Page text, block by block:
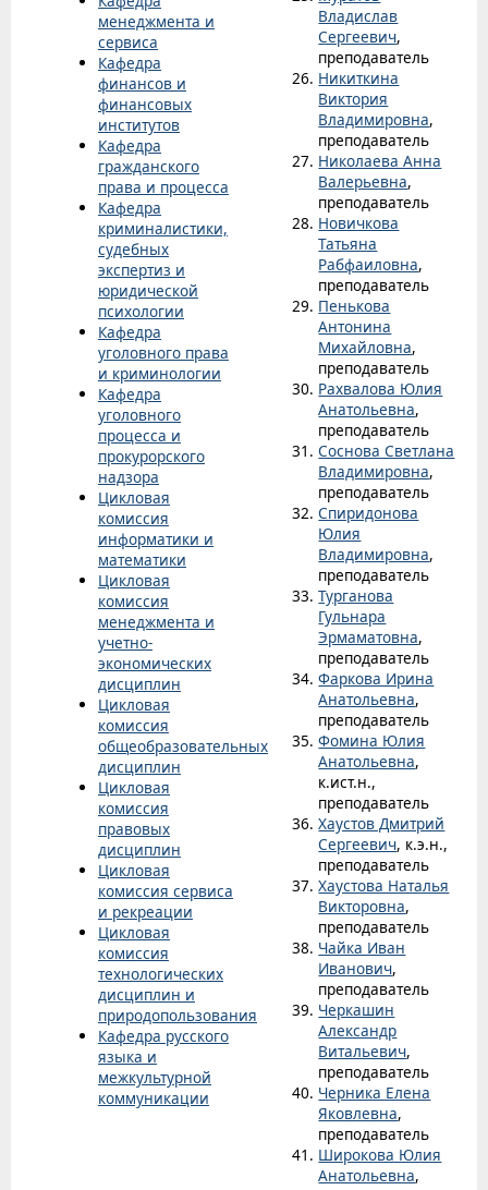
менеджмента и
сервиса
Кафедра
финансов и
финансовых
институтов
Кафедра
гражданского
права и процесса
Кафедра
криминалистики,
судебных
экспертиз и
юридической
психологии
Кафедра
уголовного права
и криминологии
Кафедра
уголовного
процесса и
прокурорского
надзора
Цикловая
комиссия
информатики и
математики
Цикловая
комиссия
менеджмента и
учетно-
экономических
дисциплин
Цикловая
комиссия
общеобразовательных
дисциплин
Цикловая
комиссия
правовых
дисциплин
Цикловая
комиссия сервиса
и рекреации
Цикловая
комиссия
технологических
дисциплин и
природопользования
Кафедра русского
языка и
межкультурной
коммуникации
Владислав
Сергеевич,
преподаватель
Никиткина
Виктория
Владимировна,
преподаватель
Николаева Анна
Валерьевна,
преподаватель
Новичкова
Татьяна
Рабфаиловна,
преподаватель
Пенькова
Антонина
Михайловна,
преподаватель
Рахвалова Юлия
Анатольевна,
преподаватель
Соснова Светлана
Владимировна,
преподаватель
Спиридонова
Юлия
Владимировна,
преподаватель
Турганова
Гульнара
Эрмаматовна,
преподаватель
Фаркова Ирина
Анатольевна,
преподаватель
Фомина Юлия
Анатольевна,
к.ист.н.,
преподаватель
Хаустов Дмитрий
Сергеевич, к.э.н.,
преподаватель
Хаустова Наталья
Викторовна,
преподаватель
Чайка Иван
Иванович,
преподаватель
Черкашин
Александр
Витальевич,
преподаватель
Черника Елена
Яковлевна,
преподаватель
Широкова Юлия
Анатольевна,